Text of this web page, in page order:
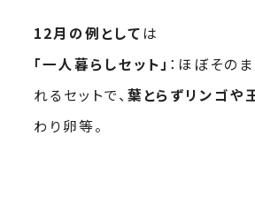
12月の例としては
「一人暮らしセット」 ：ほぼその
れるセットで、 葉とらずリンゴや
わり卵等。